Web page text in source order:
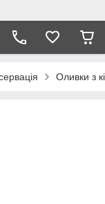
Оливки з